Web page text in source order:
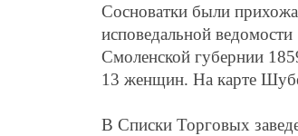
Сосноватки были
исповедальной
Смоленской губернии
13 женщин. На карте
В Списки Торговых